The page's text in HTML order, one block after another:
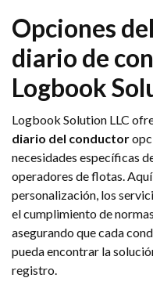
Opciones
diario de
Logbook
Logbook Solution LLC
diario del conductor
necesidades específicas
operadores de flotas.
personalización, los
el cumplimiento de
asegurando que cada
pueda encontrar la
registro.